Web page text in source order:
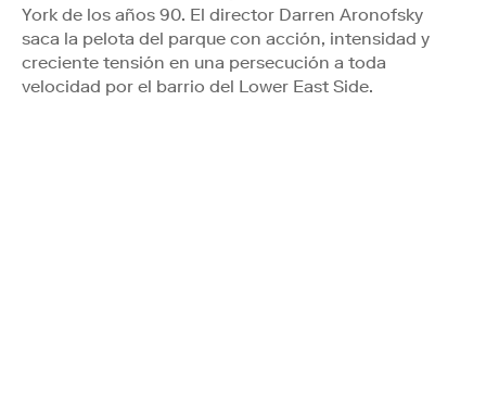
York de los años 90. El director Darren Aronofsky
saca la pelota del parque con acción, intensidad y
creciente tensión en una persecución a toda
velocidad por el barrio del Lower East Side.